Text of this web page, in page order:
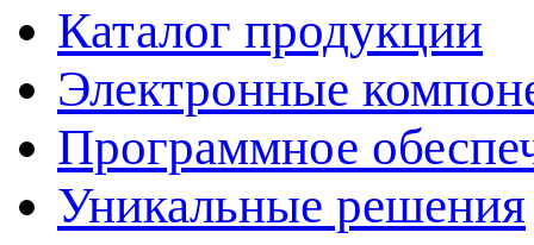
Каталог продукции
Электронные
Программное
Уникальные решения